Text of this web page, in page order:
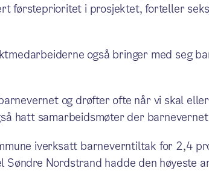
førsteprioritet i prosjektet, forteller
også bringer med seg
og drøfter ofte når vi skal
hatt samarbeidsmøter der
iverksatt barneverntiltak for 2,4
Søndre Nordstrand hadde den høyeste